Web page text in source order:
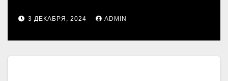
3 ДЕКАБРЯ, 2024 ADMIN